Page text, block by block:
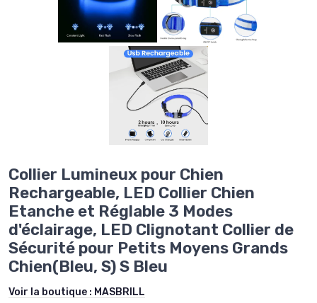
Collier Lumineux pour Chien
Rechargeable, LED Collier Chien
Etanche et Réglable 3 Modes
d'éclairage, LED Clignotant Collier de
Sécurité pour Petits Moyens Grands
Chien(Bleu, S) S Bleu
Voir la boutique : MASBRILL